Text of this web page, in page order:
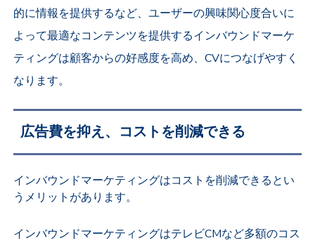
的に情報を提供するなど、ユーザーの興味関心度合いに
よって最適なコンテンツを提供するインバウンドマーケ
ティングは顧客からの好感度を高め、CVにつなげやすく
なります。
広告費を抑え、コストを削減できる
インバウンドマーケティングはコストを削減できるとい
うメリットがあります。
インバウンドマーケティングはテレビCMなど多額のコス